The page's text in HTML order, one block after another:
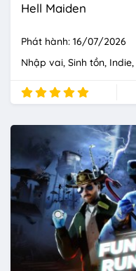
Hell Maiden
Phát hành: 16/07/2026
Nhập vai Sinh tồn Indie